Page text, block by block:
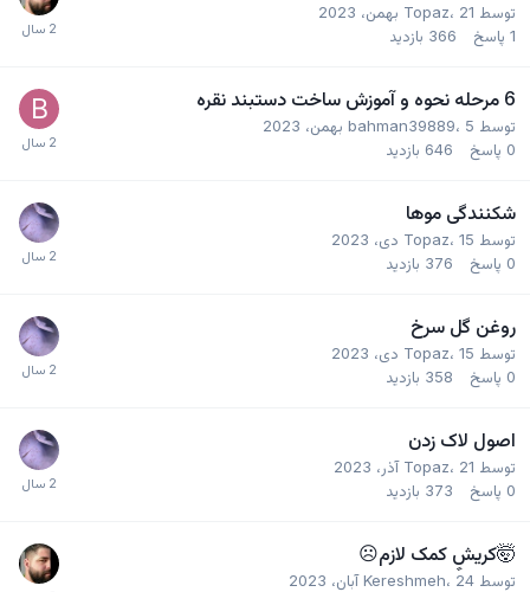
توسط Topaz، 21 بهمن، 2023
1 پاسخ 366 بازدید
6 مرحله نحوه و آموزش ساخت دستبند نقره
توسط bahman39889، 5 بهمن، 2023
0 پاسخ 646 بازدید
شکنندگی موها
توسط Topaz، 15 دی، 2023
0 پاسخ 376 بازدید
روغن گل سرخ
توسط Topaz، 15 دی، 2023
0 پاسخ 358 بازدید
اصول لاک زدن
توسط Topaz، 21 آذر، 2023
0 پاسخ 373 بازدید
🤯کریشِِ کمک لازم☹
توسط Kereshmeh، 24 آبان، 2023